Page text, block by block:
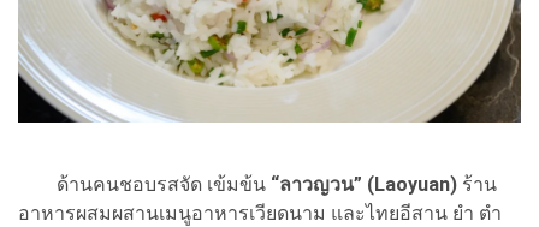
ด้านคนชอบรสจัด เข้มข้น “ลาวญวน” (Laoyuan) ร้าน
อาหารผสมผสานเมนูอาหารเวียดนาม และไทยอีสาน ยำ ตำ